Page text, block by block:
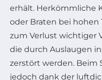
erhält. Herkömmliche
oder Braten bei
zum Verlust wichtiger
die durch Auslaugen
zerstört werden. Beim
jedoch dank der